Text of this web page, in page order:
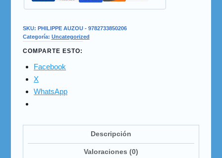
SKU: PHILIPPE AUZOU - 9782733850206
Categoría: Uncategorized
COMPARTE ESTO:
Facebook
X
WhatsApp
Descripción
Valoraciones (0)